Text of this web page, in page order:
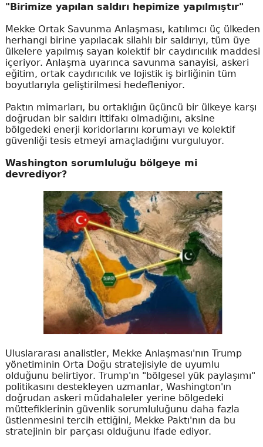
"Birimize yapılan saldırı hepimize yapılmıştır"
Mekke Ortak Savunma Anlaşması, katılımcı üç ülkeden
herhangi birine yapılacak silahlı bir saldırıyı, tüm üye
ülkelere yapılmış sayan kolektif bir caydırıcılık maddesi
içeriyor. Anlaşma uyarınca savunma sanayisi, askeri
eğitim, ortak caydırıcılık ve lojistik iş birliğinin tüm
boyutlarıyla geliştirilmesi hedefleniyor.
Paktın mimarları, bu ortaklığın üçüncü bir ülkeye karşı
doğrudan bir saldırı ittifakı olmadığını, aksine
bölgedeki enerji koridorlarını korumayı ve kolektif
güvenliği tesis etmeyi amaçladığını vurguluyor.
Washington sorumluluğu bölgeye mi
devrediyor?
Uluslararası analistler, Mekke Anlaşması'nın Trump
yönetiminin Orta Doğu stratejisiyle de uyumlu
olduğunu belirtiyor. Trump'ın "bölgesel yük paylaşımı"
politikasını destekleyen uzmanlar, Washington'ın
doğrudan askeri müdahaleler yerine bölgedeki
müttefiklerinin güvenlik sorumluluğunu daha fazla
üstlenmesini tercih ettiğini, Mekke Paktı'nın da bu
stratejinin bir parçası olduğunu ifade ediyor.